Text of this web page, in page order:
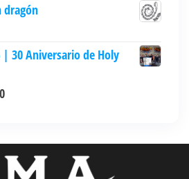
dragón
| 30 Aniversario de Holy
Rango
S/ 208.90